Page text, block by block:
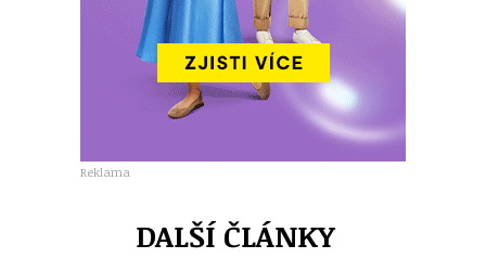
Reklama
DALŠÍ ČLÁNKY